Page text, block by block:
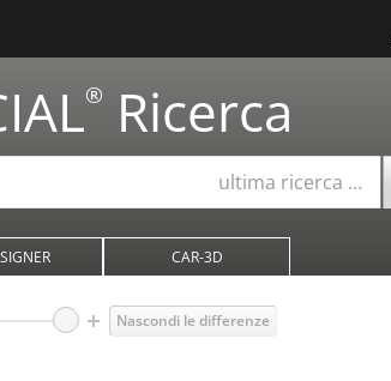
® Ricerca
ultima ricerca …
CAR-3D
Nascondi le differenze